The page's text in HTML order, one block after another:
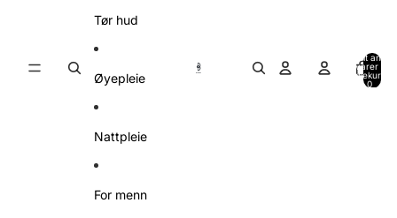
Tør hud
Øyepleie
Nattpleie
For menn
Totalt antall
varer i
0